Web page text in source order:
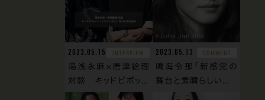
2023.05.15
INTERVIEW
湯浅永麻×唐津絵理
対談 キッドピボッ...
©︎Joris Jan Bos
2023.05.13
COMMENT
鳴海令那「新感覚の
舞台と素晴らしい...